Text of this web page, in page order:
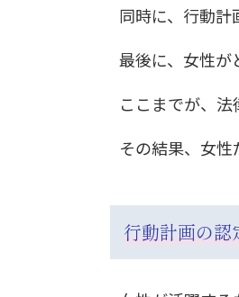
同時に、行動計
最後に、女性が
ここまでが、
その結果、女性
行動計画の認